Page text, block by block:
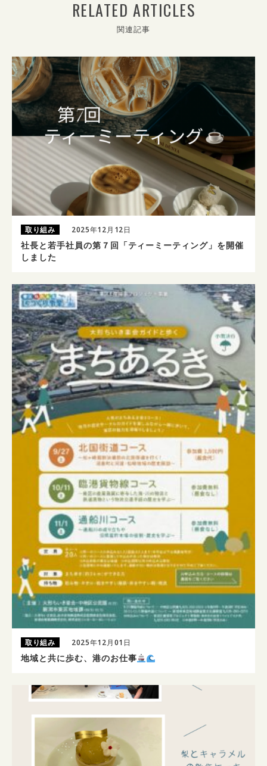
関連記事
取り組み 2025年12月12日
社長と若手社員の第７回「ティーミーティング」を開催
しました
取り組み 2025年12月01日
地域と共に歩む、港のお仕事